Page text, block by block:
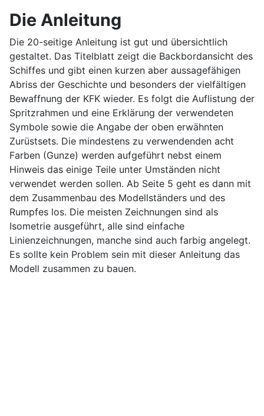
Die Anleitung
Die 20-seitige Anleitung ist gut und übersichtlich
gestaltet. Das Titelblatt zeigt die Backbordansicht des
Schiffes und gibt einen kurzen aber aussagefähigen
Abriss der Geschichte und besonders der vielfältigen
Bewaffnung der KFK wieder. Es folgt die Auflistung der
Spritzrahmen und eine Erklärung der verwendeten
Symbole sowie die Angabe der oben erwähnten
Zurüstsets. Die mindestens zu verwendenden acht
Farben (Gunze) werden aufgeführt nebst einem
Hinweis das einige Teile unter Umständen nicht
verwendet werden sollen. Ab Seite 5 geht es dann mit
dem Zusammenbau des Modellständers und des
Rumpfes los. Die meisten Zeichnungen sind als
Isometrie ausgeführt, alle sind einfache
Linienzeichnungen, manche sind auch farbig angelegt.
Es sollte kein Problem sein mit dieser Anleitung das
Modell zusammen zu bauen.